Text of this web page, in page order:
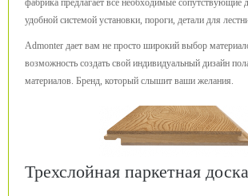
фабрика предлагает все необходимые сопутствующие
удобной системой установки, пороги, детали для
Admonter дает вам не просто широкий выбор
возможность создать свой индивидуальный дизайн
материалов. Бренд, который слышит ваши желания.
Трехслойная паркетная доска